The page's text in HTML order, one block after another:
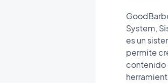
System,
es un
permite
contenido